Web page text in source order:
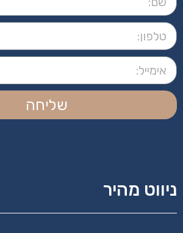
שליחה
ניווט מהיר